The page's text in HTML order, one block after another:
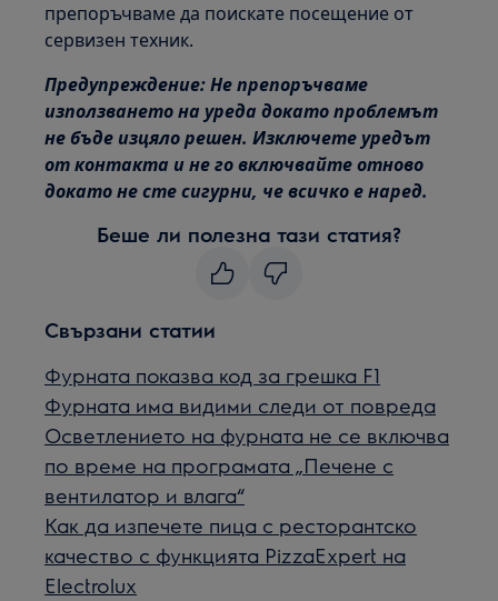
препоръчваме да поискате посещение от
сервизен техник.
Предупреждение: Не препоръчваме
използването на уреда докато проблемът
не бъде изцяло решен. Изключете уредът
от контакта и не го включвайте отново
докато не сте сигурни, че всичко е наред.
Беше ли полезна тази статия?
Свързани статии
Фурната показва код за грешка F1
Фурната има видими следи от повреда
Осветлението на фурната не се включва
по време на програмата „Печене с
вентилатор и влага“
Как да изпечете пица с ресторантско
качество с функцията PizzaExpert на
Electrolux